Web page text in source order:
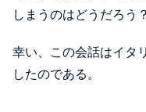
しまうのはどうだろう
幸い、この会話はイタ
したのである。